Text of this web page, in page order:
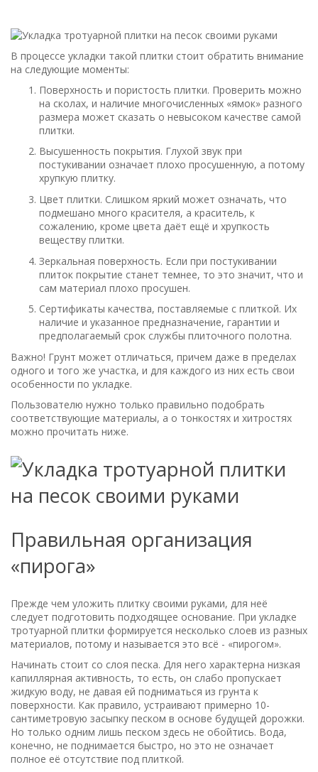
В процессе укладки такой плитки стоит обратить внимание
на следующие моменты:
Поверхность и пористость плитки. Проверить можно
на сколах, и наличие многочисленных «ямок» разного
размера может сказать о невысоком качестве самой
плитки.
Высушенность покрытия. Глухой звук при
постукивании означает плохо просушенную, а потому
хрупкую плитку.
Цвет плитки. Слишком яркий может означать, что
подмешано много красителя, а краситель, к
сожалению, кроме цвета даёт ещё и хрупкость
веществу плитки.
Зеркальная поверхность. Если при постукивании
плиток покрытие станет темнее, то это значит, что и
сам материал плохо просушен.
Сертификаты качества, поставляемые с плиткой. Их
наличие и указанное предназначение, гарантии и
предполагаемый срок службы плиточного полотна.
Важно! Грунт может отличаться, причем даже в пределах
одного и того же участка, и для каждого из них есть свои
особенности по укладке.
Пользователю нужно только правильно подобрать
соответствующие материалы, а о тонкостях и хитростях
можно прочитать ниже.
Правильная организация
«пирога»
Прежде чем уложить плитку своими руками, для неё
следует подготовить подходящее основание. При укладке
тротуарной плитки формируется несколько слоев из разных
материалов, потому и называется это всё - «пирогом».
Начинать стоит со слоя песка. Для него характерна низкая
капиллярная активность, то есть, он слабо пропускает
жидкую воду, не давая ей подниматься из грунта к
поверхности. Как правило, устраивают примерно 10-
сантиметровую засыпку песком в основе будущей дорожки.
Но только одним лишь песком здесь не обойтись. Вода,
конечно, не поднимается быстро, но это не означает
полное её отсутствие под плиткой.